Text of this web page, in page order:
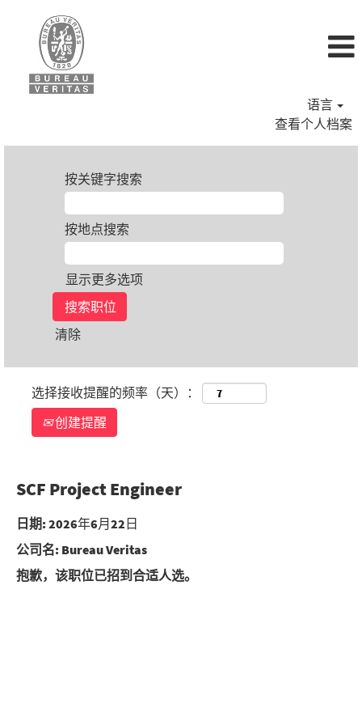
语言
查看个人档案
按关键字搜索
按地点搜索
显示更多选项
清除
选择接收提醒的频率（天）：
创建提醒
SCF Project Engineer
日期: 2026年6月22日
公司名: Bureau Veritas
抱歉，该职位已招到合适人选。